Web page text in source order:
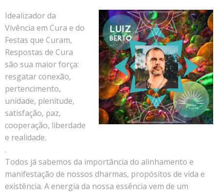
Idealizador da
Vivência em Cura e do
Festas que Curam,
Respostas de Cura
são sua maior força:
resgatar conexão,
pertencimento,
unidade, plenitude,
satisfação, paz,
cooperação, liberdade
e realidade.
.
Todos já sabemos da importância do alinhamento e
manifestação de nossos dharmas, propósitos de vida e
existência. A energia da nossa essência vem de um